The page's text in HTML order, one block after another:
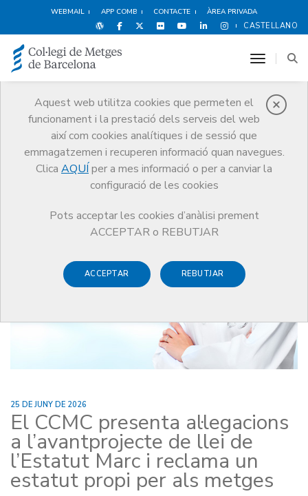
WEBMAIL APP COMB CONTACTE ÀREA PRIVADA
CASTELLANO
Aquest web utilitza cookies que permeten el
funcionament i la prestació dels serveis del web
així com cookies analítiques i de sessió que
emmagatzemen i recuperen informació quan navegues.
Clica AQUÍ per a mes informació o per a canviar la
configuració de les cookies
Pots acceptar les cookies d’anàlisi prement
ACCEPTAR o REBUTJAR
ACCEPTAR REBUTJAR
toggle
Notícies
Comunicació
Notícies
El CCMC presenta al·legacions a l’avantprojecte de llei de l’Estatut Marc
i reclama un estatut propi per als metges
25 DE JUNY DE 2026
El CCMC presenta al·legacions
a l’avantprojecte de llei de
l’Estatut Marc i reclama un
estatut propi per als metges